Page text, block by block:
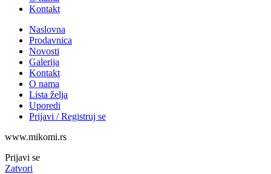
Kontakt
Naslovna
Prodavnica
Novosti
Galerija
Kontakt
O nama
Lista želja
Uporedi
Prijavi / Registruj se
www.mikomi.rs
Prijavi se
Zatvori